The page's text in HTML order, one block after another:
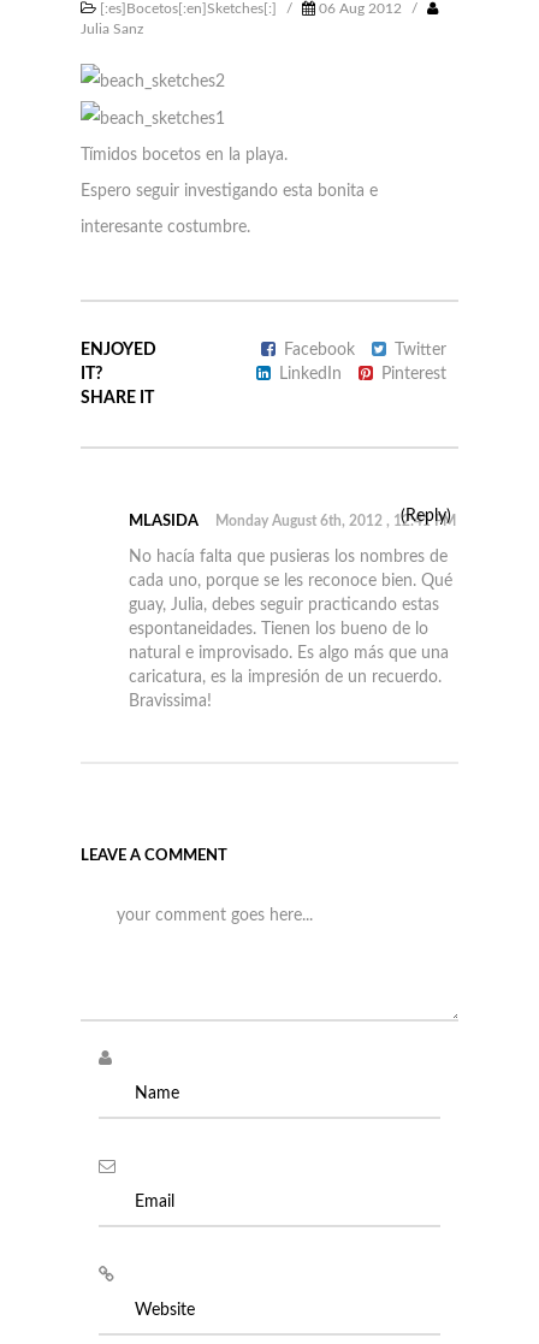
[:es]Bocetos[:en]Sketches[:] / 06 Aug 2012
/
Julia Sanz
Tímidos bocetos en la playa.
Espero seguir investigando esta bonita e
interesante costumbre.
ENJOYED
IT?
SHARE IT
Facebook
Twitter
LinkedIn
Pinterest
MLASIDA Monday August 6th, 2012 , 12:41 PM
No hacía falta que pusieras los nombres de
cada uno, porque se les reconoce bien. Qué
guay, Julia, debes seguir practicando estas
espontaneidades. Tienen los bueno de lo
natural e improvisado. Es algo más que una
caricatura, es la impresión de un recuerdo.
Bravissima!
LEAVE A COMMENT